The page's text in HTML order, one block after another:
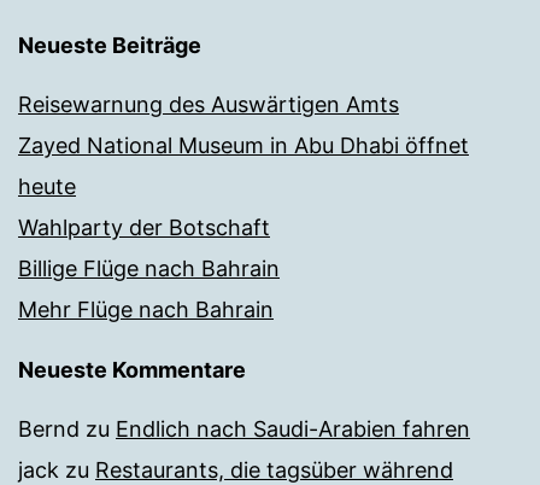
Neueste Beiträge
Reisewarnung des Auswärtigen Amts
Zayed National Museum in Abu Dhabi öffnet
heute
Wahlparty der Botschaft
Billige Flüge nach Bahrain
Mehr Flüge nach Bahrain
Neueste Kommentare
Bernd zu Endlich nach Saudi-Arabien fahren
jack zu Restaurants, die tagsüber während